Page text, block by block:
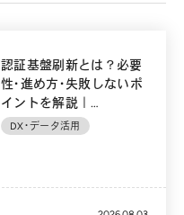
認証基盤刷新とは？必要
性・進め方・失敗しないポ
イントを解説｜
Microsoft Entra活用事例
DX・データ活用